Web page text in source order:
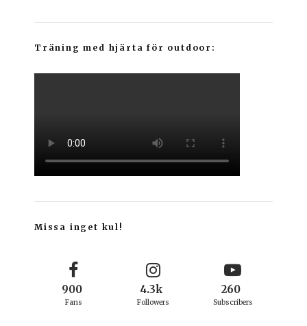
Träning med hjärta för outdoor:
Missa inget kul!
900
Fans
4.3k
Followers
260
Subscribers